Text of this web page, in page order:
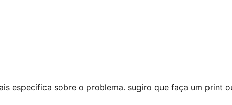
específica sobre o problema. sugiro que faça um print